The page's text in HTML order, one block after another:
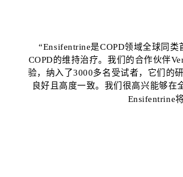
“Ensifentrine是COPD领域全球同类
COPD的维持治疗。我们的合作伙伴
验，纳入了3000多名受试者，它们的
良好且高度一致。我们很高兴能够
Ensifentrine